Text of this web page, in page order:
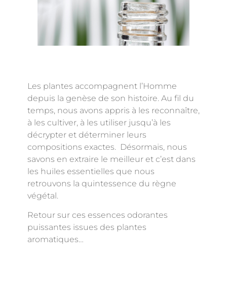
Les plantes accompagnent l’Homme
depuis la genèse de son histoire. Au fil du
temps, nous avons appris à les reconnaître,
à les cultiver, à les utiliser jusqu’à les
décrypter et déterminer leurs
compositions exactes. Désormais, nous
savons en extraire le meilleur et c’est dans
les huiles essentielles que nous
retrouvons la quintessence du règne
végétal.
Retour sur ces essences odorantes
puissantes issues des plantes
aromatiques…